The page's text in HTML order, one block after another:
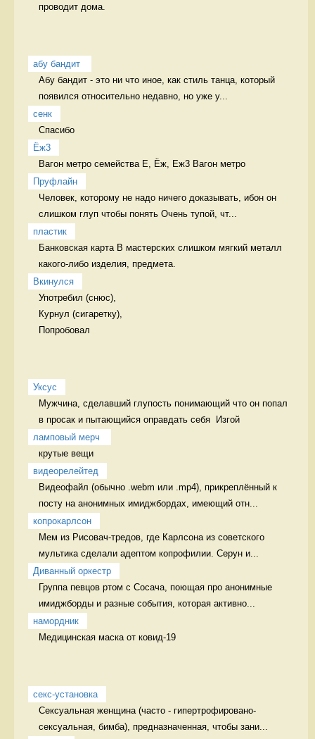
проводит дома.
абу бандит
Абу бандит - это ни что иное, как стиль танца, который
появился относительно недавно, но уже у...
сенк
Спасибо
Ёж3
Вагон метро семейства Е, Ёж, Еж3 Вагон метро
Пруфлайн
Человек, которому не надо ничего доказывать, ибон он
слишком глуп чтобы понять Очень тупой, чт...
пластик
Банковская карта В мастерских слишком мягкий металл
какого-либо изделия, предмета.
Вкинулся
Употребил (снюс),
Курнул (сигаретку),
Попробовал
Уксус
Мужчина, сделавший глупость понимающий что он попал
в просак и пытающийся оправдать себя  Изгой
ламповый мерч
крутые вещи
видеорелейтед
Видеофайл (обычно .webm или .mp4), прикреплённый к
посту на анонимных имиджбордах, имеющий отн...
копрокарлсон
Мем из Рисовач-тредов, где Карлсона из советского
мультика сделали адептом копрофилии. Серун и...
Диванный оркестр
Группа певцов ртом с Сосача, поющая про анонимные
имиджборды и разные события, которая активно...
намордник
Медицинская маска от ковид-19
секс-установка
Сексуальная женщина (часто - гипертрофировано-
сексуальная, бимба), предназначенная, чтобы зани...